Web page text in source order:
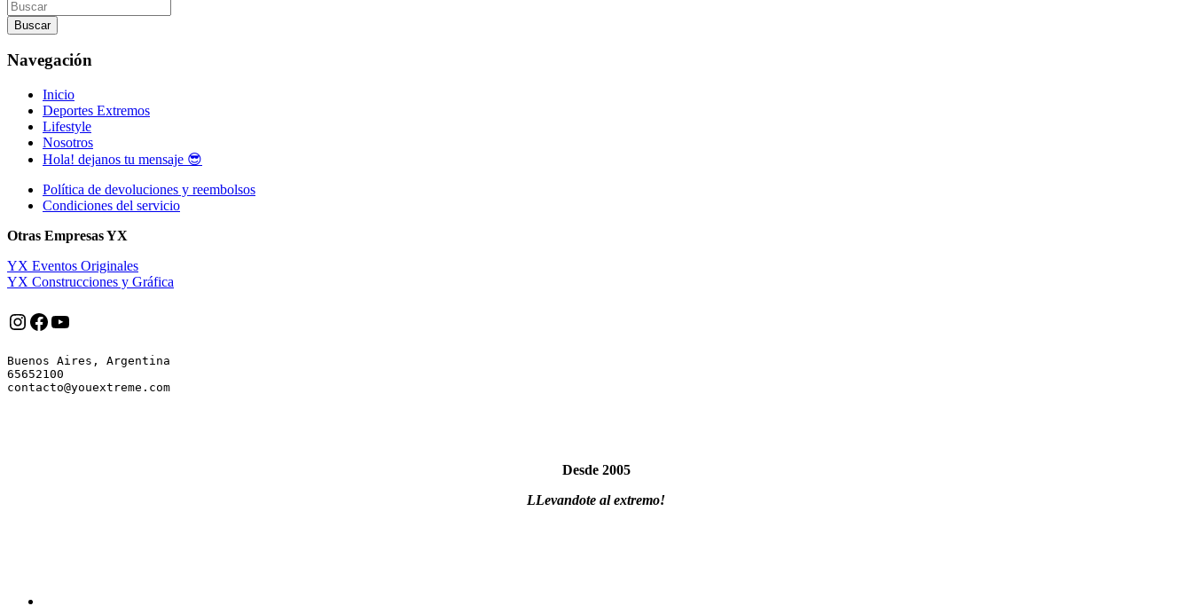
Buscar
Navegación
Inicio
Deportes Extremos
Lifestyle
Nosotros
Hola! dejanos tu mensaje 😎
Política de devoluciones y reembolsos
Condiciones del servicio
Otras Empresas YX
YX Eventos Originales
YX Construcciones y Gráfica
Instagram
Facebook
YouTube
Buenos Aires, Argentina
65652100
Desde 2005
LLevandote al extremo!